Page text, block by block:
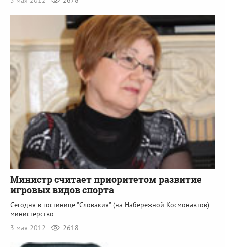
Министр считает приоритетом развитие
игровых видов спорта
Сегодня в гостинице "Словакия" (на Набережной Космонавтов)
министерство
3 мая 2012
2618